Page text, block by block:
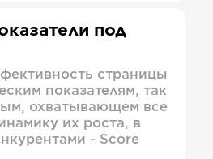
под
страницы
показателям, так
охватывающем все
их роста, в
- Score